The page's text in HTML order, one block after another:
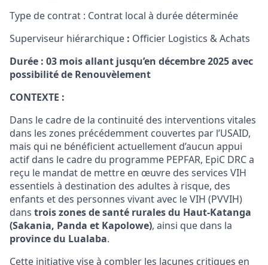
Type de contrat : Contrat local à durée déterminée
Superviseur hiérarchique : Officier Logistics & Achats
Durée : 03 mois allant jusqu’en décembre 2025 avec
possibilité de Renouvèlement
CONTEXTE :
Dans le cadre de la continuité des interventions vitales
dans les zones précédemment couvertes par l’USAID,
mais qui ne bénéficient actuellement d’aucun appui
actif dans le cadre du programme PEPFAR, EpiC DRC a
reçu le mandat de mettre en œuvre des services VIH
essentiels à destination des adultes à risque, des
enfants et des personnes vivant avec le VIH (PVVIH)
dans trois zones de santé rurales du Haut-Katanga
(Sakania, Panda et Kapolowe), ainsi que dans la
province du Lualaba.
Cette initiative vise à combler les lacunes critiques en